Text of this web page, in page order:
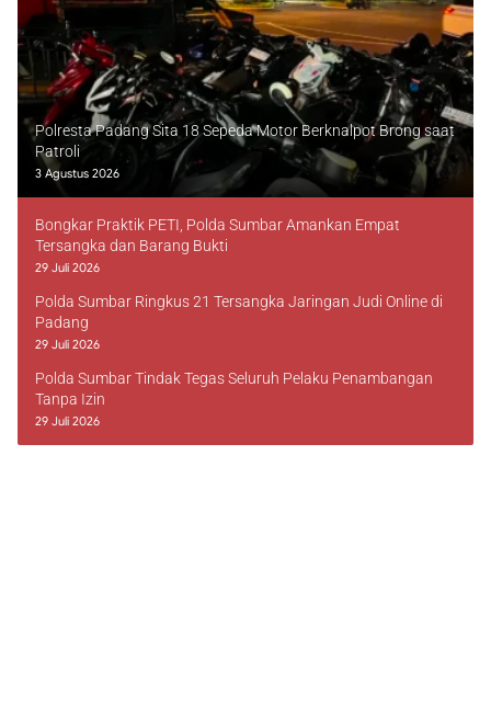
Polresta Padang Sita 18 Sepeda Motor Berknalpot Brong saat
Patroli
3 Agustus 2026
Bongkar Praktik PETI, Polda Sumbar Amankan Empat
Tersangka dan Barang Bukti
29 Juli 2026
Polda Sumbar Ringkus 21 Tersangka Jaringan Judi Online di
Padang
29 Juli 2026
Polda Sumbar Tindak Tegas Seluruh Pelaku Penambangan
Tanpa Izin
29 Juli 2026